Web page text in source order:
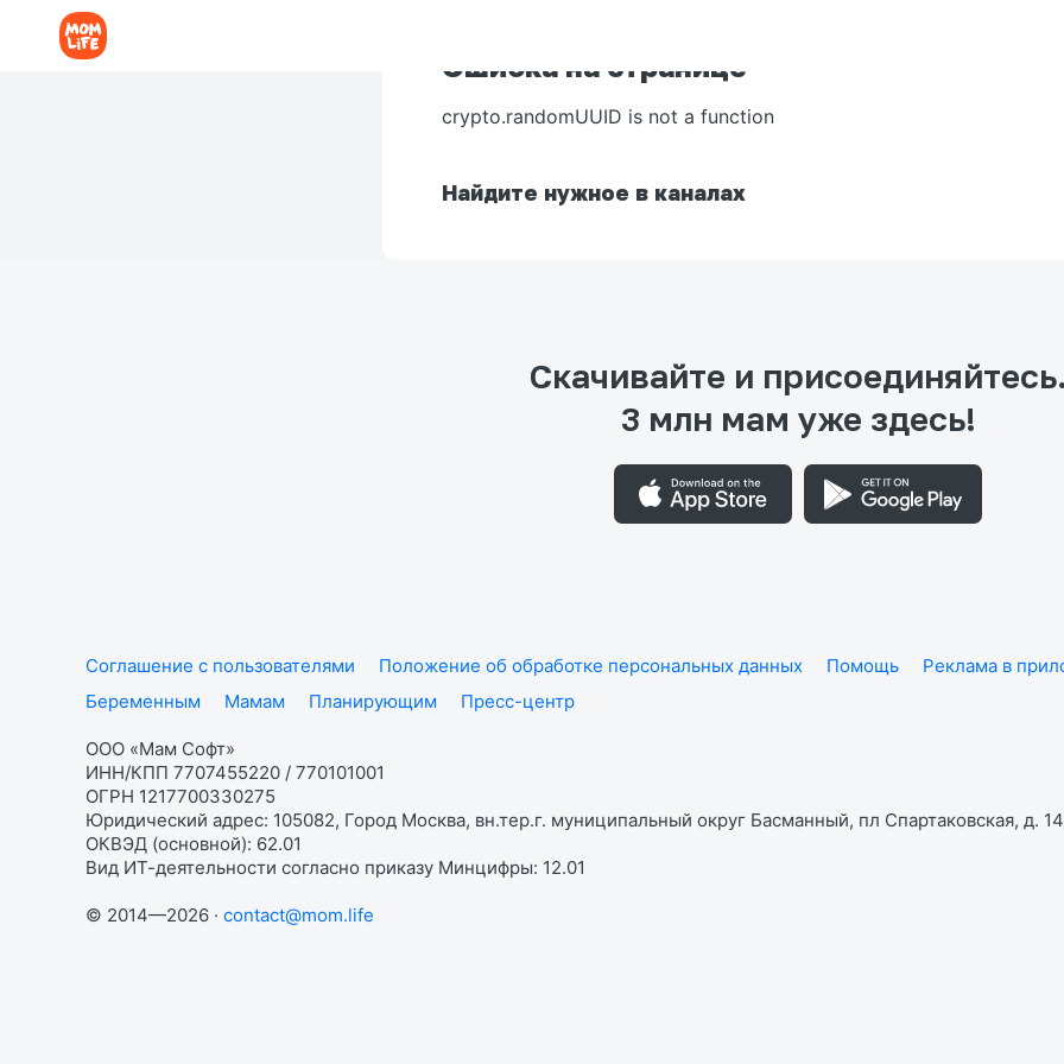
Ошибка на странице
crypto.randomUUID is not a function
Найдите нужное в каналах
Скачивайте и присоединяйтесь.
3 млн мам уже здесь!
Соглашение с пользователями Положение об обработке персональных данных Помощь Реклама в
Беременным
Мамам Планирующим Пресс-центр
ООО «Мам Софт»
ИНН/КПП 7707455220 / 770101001
ОГРН 1217700330275
Юридический адрес: 105082, Город Москва, вн.тер.г. муниципальный округ Басманный, пл Спартаковская, д.
ОКВЭД (основной): 62.01
Вид ИТ-деятельности согласно приказу Минцифры: 12.01
© 2014—2026 · contact@mom.life